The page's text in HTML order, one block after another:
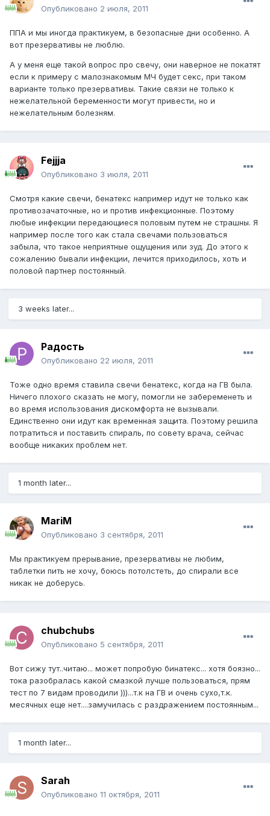
Опубликовано 2 июля, 2011
ППА и мы иногда практикуем, в безопасные дни особенно. А
вот презервативы не люблю.
А у меня еще такой вопрос про свечу, они наверное не покатят
если к примеру с малознакомым МЧ будет секс, при таком
варианте только презервативы. Такие связи не только к
нежелательной беременности могут привести, но и
нежелательным болезням.
Fejjja
Опубликовано 3 июля, 2011
Смотря какие свечи, бенатекс например идут не только как
противозачаточные, но и против инфекционные. Поэтому
любые инфекции передающиеся половым путем не страшны. Я
например после того как стала свечами пользоваться
забыла, что такое неприятные ощущения или зуд. До этого к
сожалению бывали инфекции, лечится приходилось, хоть и
половой партнер постоянный.
3 weeks later...
Радость
Опубликовано 22 июля, 2011
Тоже одно время ставила свечи бенатекс, когда на ГВ была.
Ничего плохого сказать не могу, помогли не забеременеть и
во время использования дискомфорта не вызывали.
Единственно они идут как временная защита. Поэтому решила
потратиться и поставить спираль, по совету врача, сейчас
вообще никаких проблем нет.
1 month later...
MariM
Опубликовано 3 сентября, 2011
Мы практикуем прерывание, презервативы не любим,
таблетки пить не хочу, боюсь потолстеть, до спирали все
никак не доберусь.
chubchubs
Опубликовано 5 сентября, 2011
Вот сижу тут..читаю... может попробую бинатекс... хотя боязно...
тока разобралась какой смазкой лучше пользоваться, прям
тест по 7 видам проводили )))...т.к на ГВ и очень сухо,т.к.
месячных еще нет....замучилась с раздражением постоянным...
1 month later...
Sarah
Опубликовано 11 октября, 2011